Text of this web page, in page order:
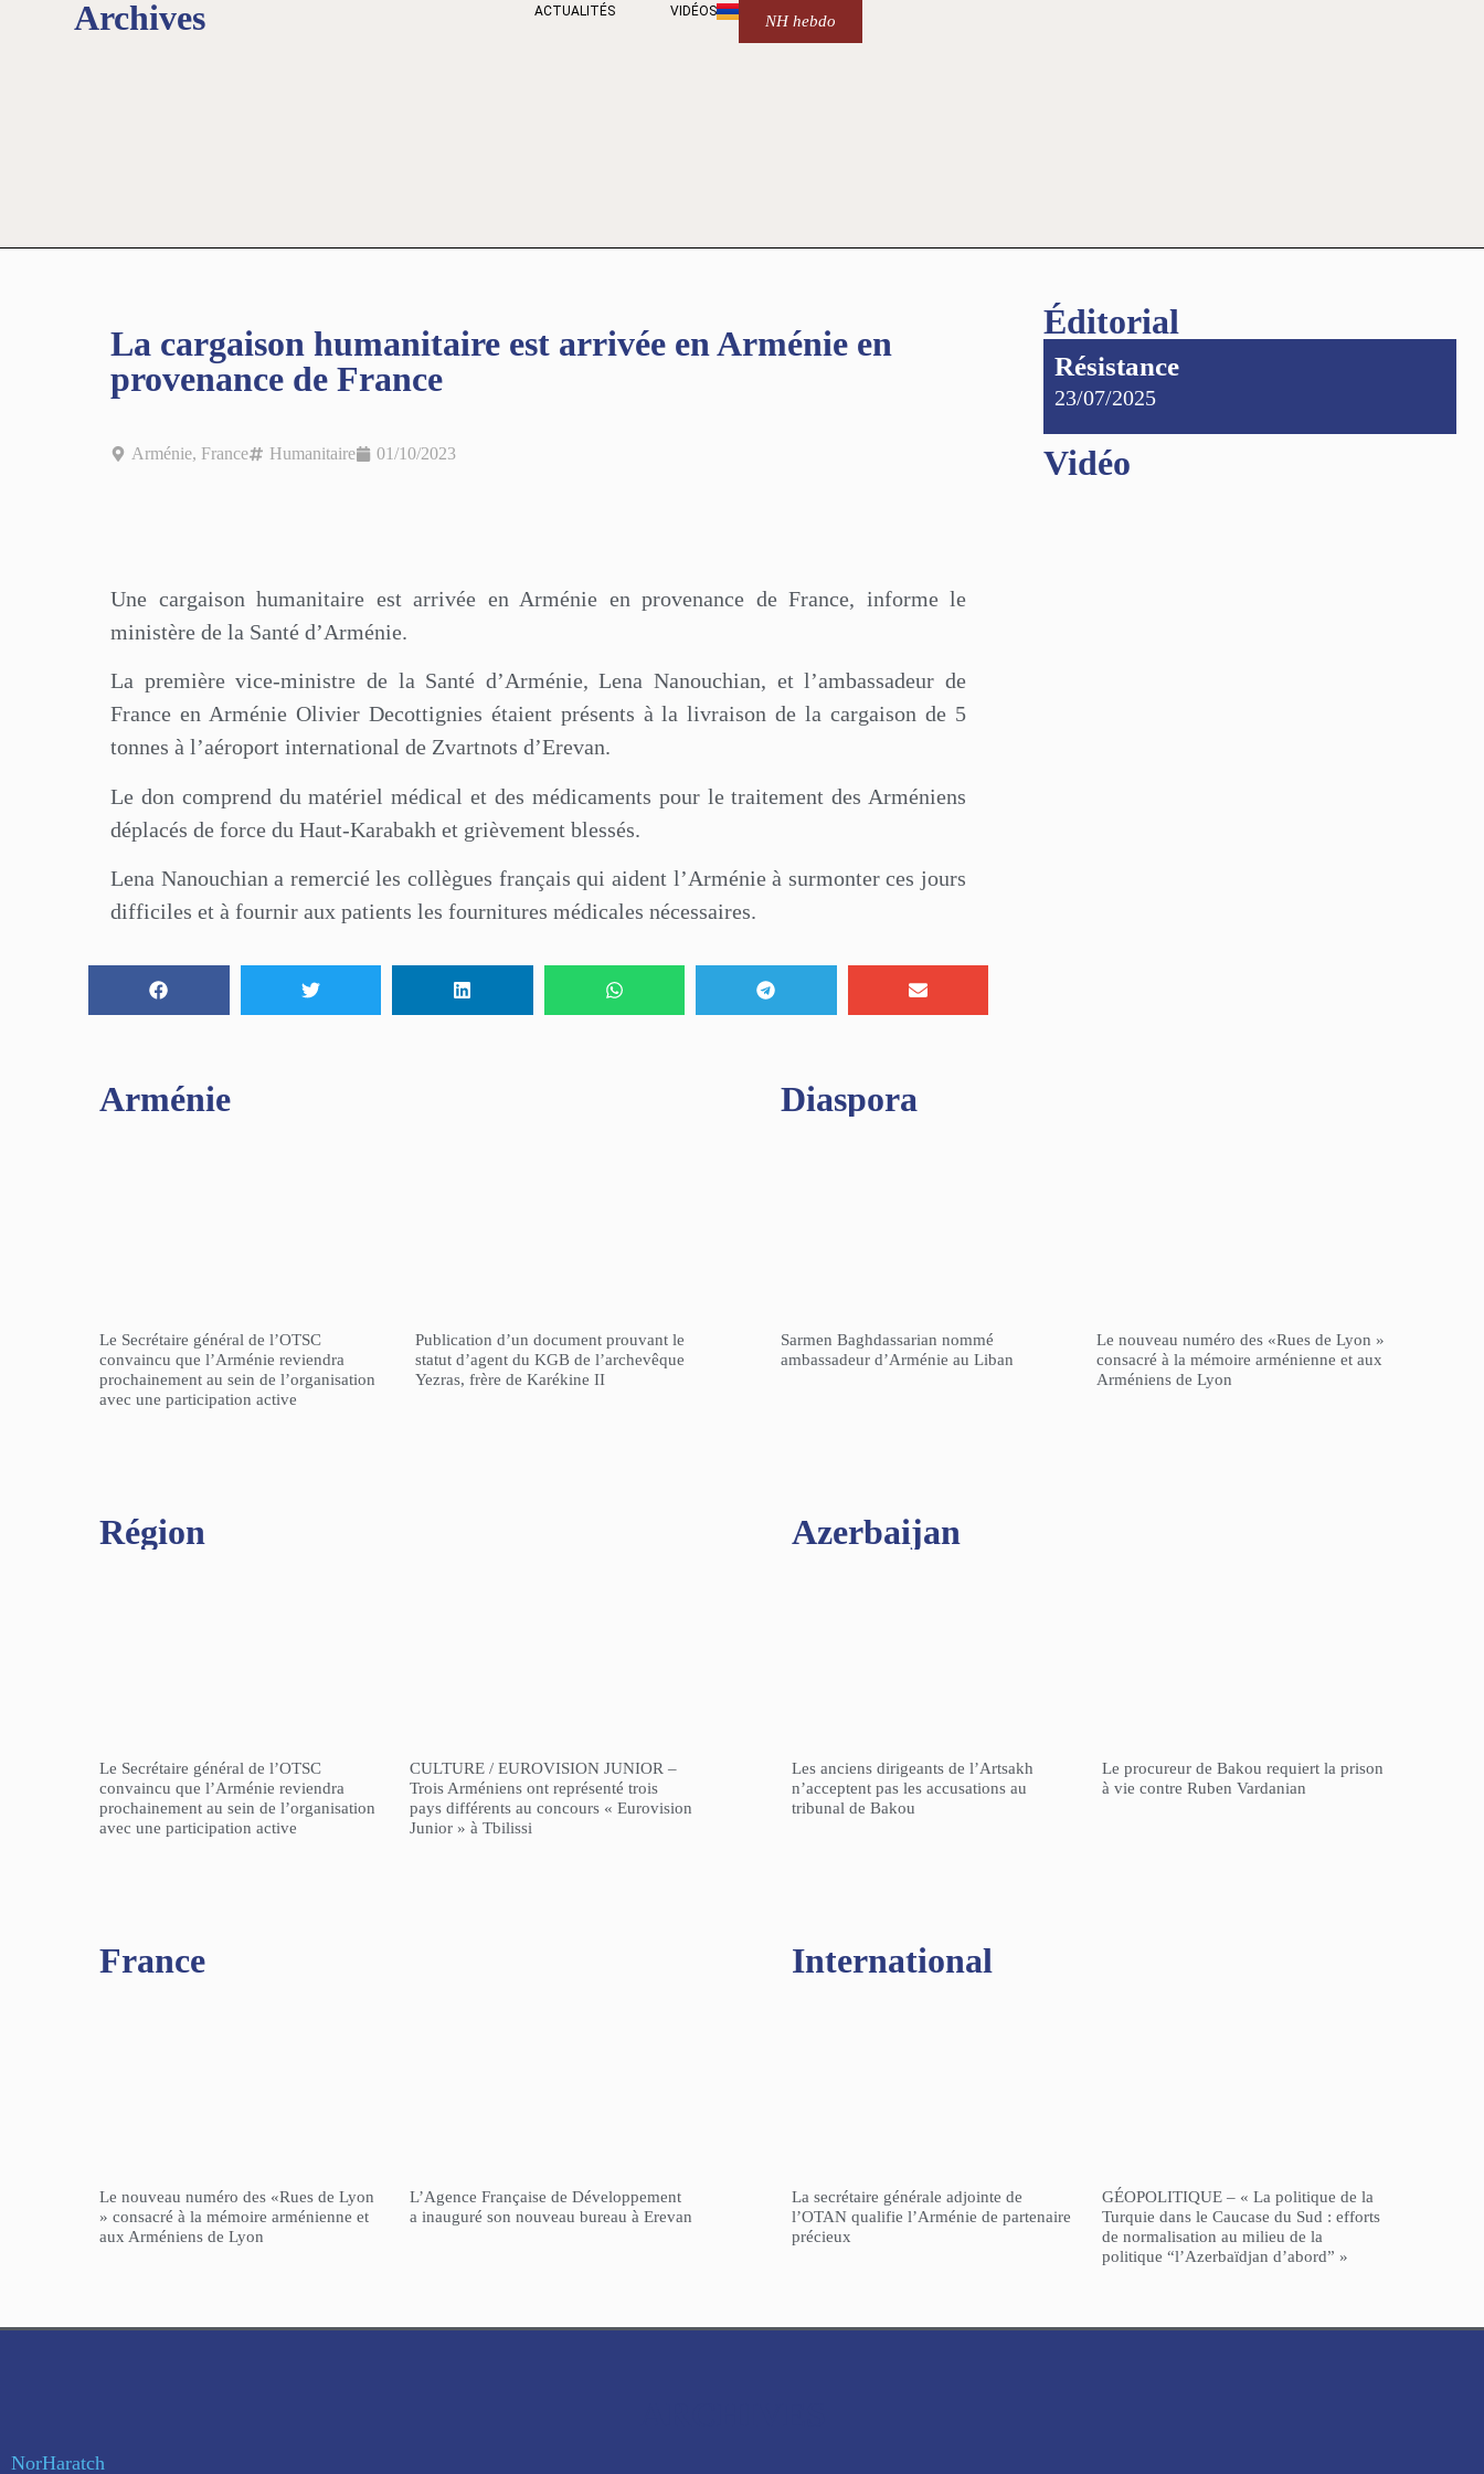
Archives ACTUALITÉS VIDÉOS
NH hebdo
La cargaison humanitaire est arrivée en Arménie en
provenance de France
Arménie, France Humanitaire 01/10/2023
Une cargaison humanitaire est arrivée en Arménie en provenance de France, informe le
ministère de la Santé d’Arménie.
La première vice-ministre de la Santé d’Arménie, Lena Nanouchian, et l’ambassadeur de
France en Arménie Olivier Decottignies étaient présents à la livraison de la cargaison de 5
tonnes à l’aéroport international de Zvartnots d’Erevan.
Le don comprend du matériel médical et des médicaments pour le traitement des Arméniens
déplacés de force du Haut-Karabakh et grièvement blessés.
Lena Nanouchian a remercié les collègues français qui aident l’Arménie à surmonter ces jours
difficiles et à fournir aux patients les fournitures médicales nécessaires.
Éditorial
Résistance
23/07/2025
Vidéo
Arménie
Le Secrétaire général de l’OTSC
convaincu que l’Arménie reviendra
prochainement au sein de l’organisation
avec une participation active
Publication d’un document prouvant le
statut d’agent du KGB de l’archevêque
Yezras, frère de Karékine II
Diaspora
Sarmen Baghdassarian nommé
ambassadeur d’Arménie au Liban
Le nouveau numéro des «Rues de Lyon »
consacré à la mémoire arménienne et aux
Arméniens de Lyon
Région​
Le Secrétaire général de l’OTSC
convaincu que l’Arménie reviendra
prochainement au sein de l’organisation
avec une participation active
CULTURE / EUROVISION JUNIOR –
Trois Arméniens ont représenté trois
pays différents au concours « Eurovision
Junior » à Tbilissi
Azerbaijan
Les anciens dirigeants de l’Artsakh
n’acceptent pas les accusations au
tribunal de Bakou
Le procureur de Bakou requiert la prison
à vie contre Ruben Vardanian
France
Le nouveau numéro des «Rues de Lyon
» consacré à la mémoire arménienne et
aux Arméniens de Lyon
L’Agence Française de Développement
a inauguré son nouveau bureau à Erevan
International
La secrétaire générale adjointe de
l’OTAN qualifie l’Arménie de partenaire
précieux
GÉOPOLITIQUE – « La politique de la
Turquie dans le Caucase du Sud : efforts
de normalisation au milieu de la
politique “l’Azerbaïdjan d’abord” »
NorHaratch